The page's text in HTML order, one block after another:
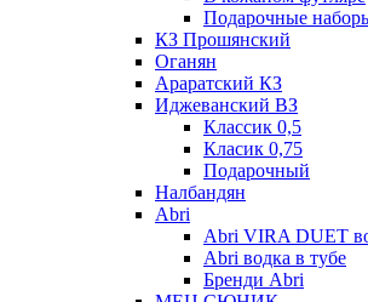
Подарочные
КЗ Прошянский
Оганян
Араратский КЗ
Иджеванский ВЗ
Классик 0,5
Класик 0,75
Подарочный
Налбандян
Abri
Abri VIRA DUET
Abri водка в тубе
Бренди Abri